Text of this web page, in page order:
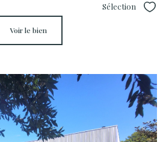
Sélection
voir le bien